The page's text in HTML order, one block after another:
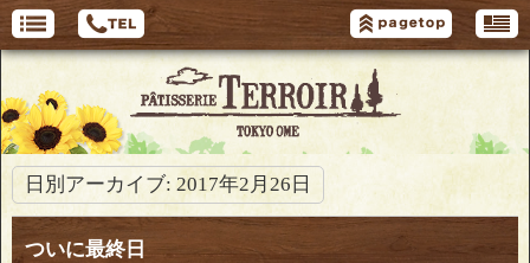
日別アーカイブ: 2017年2月26日
ついに最終日